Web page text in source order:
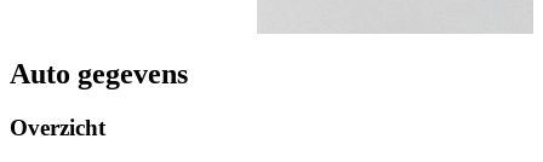
Auto gegevens
Overzicht